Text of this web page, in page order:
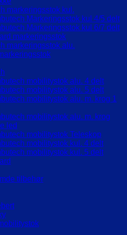
markeringsstok kul.
Markeringsstok kul 4/5 delt
Markeringsstok kul 6/7 delt
markeringsstok
markeringsstok alu.
mobilitystok alu. 4 delt
mobilitystok alu. 5 delt
mobilitystok alu. m. krog 1
mobilitystok alu. m. krog
led
mobilitystok Teleskop
mobilitystok kul. 4 delt
mobilitystok kul. 5 delt
tilbehør